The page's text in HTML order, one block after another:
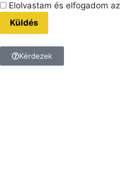
Elolvastam és elfogadom az
Küldés
Kérdezek